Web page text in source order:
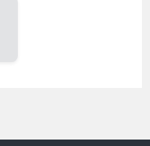
Mersin